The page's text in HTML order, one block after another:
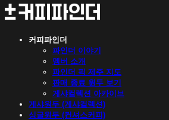
커피파인더
파인더 이야기
멤버 소개
파인더 픽 제주 지도
판매 종료 원두 보기
게샤컬렉션 아카이브
게샤원두 (게샤컬렉션)
싱글원두 (컨셔스커피)